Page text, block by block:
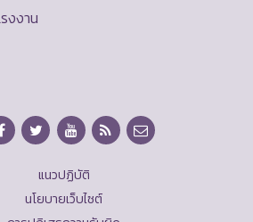
งงาน
แนวปฏิบัติ
นโยบายเว็บไซต์